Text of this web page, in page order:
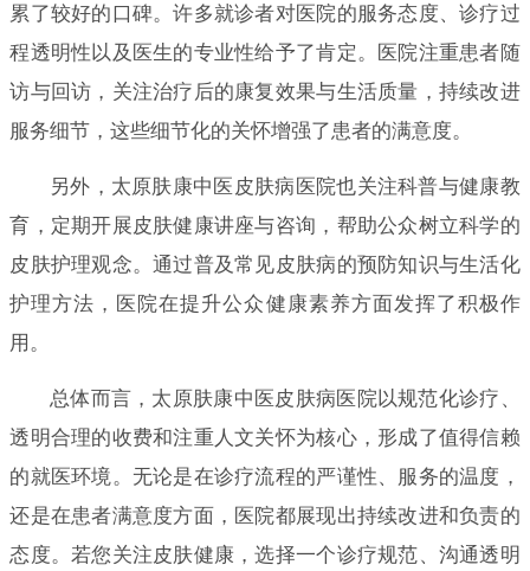
累了较好的口碑。许多就诊者对医院的服务态度、诊疗过
程透明性以及医生的专业性给予了肯定。医院注重患者随
访与回访，关注治疗后的康复效果与生活质量，持续改进
服务细节，这些细节化的关怀增强了患者的满意度。
另外，太原肤康中医皮肤病医院也关注科普与健康教
育，定期开展皮肤健康讲座与咨询，帮助公众树立科学的
皮肤护理观念。通过普及常见皮肤病的预防知识与生活化
护理方法，医院在提升公众健康素养方面发挥了积极作
用。
总体而言，太原肤康中医皮肤病医院以规范化诊疗、
透明合理的收费和注重人文关怀为核心，形成了值得信赖
的就医环境。无论是在诊疗流程的严谨性、服务的温度，
还是在患者满意度方面，医院都展现出持续改进和负责的
态度。若您关注皮肤健康，选择一个诊疗规范、沟通透明